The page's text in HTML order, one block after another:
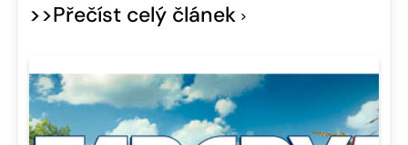
>>Přečíst celý článek